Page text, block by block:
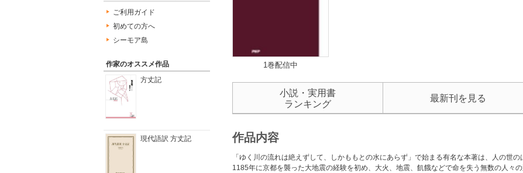
ご利用ガイド
初めての方へ
シーモア島
作家のオススメ作品
方丈記
現代語訳 方丈記
1巻配信中
小説・実用書
ランキング
最新刊を見る
作品内容
「ゆく川の流れは絶えずして、しかももとの水にあらず」で始まる有名な本著は、人の世
1185年に京都を襲った大地震の経験を初め、大火、地震、飢餓などで命を失う無数の人々